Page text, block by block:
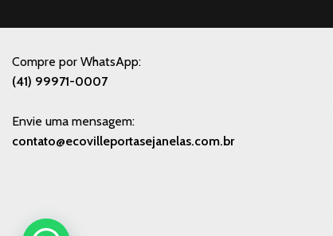
Compre por WhatsApp:
(41) 99971-0007
Envie uma mensagem:
contato@ecovilleportasejanelas.com.br